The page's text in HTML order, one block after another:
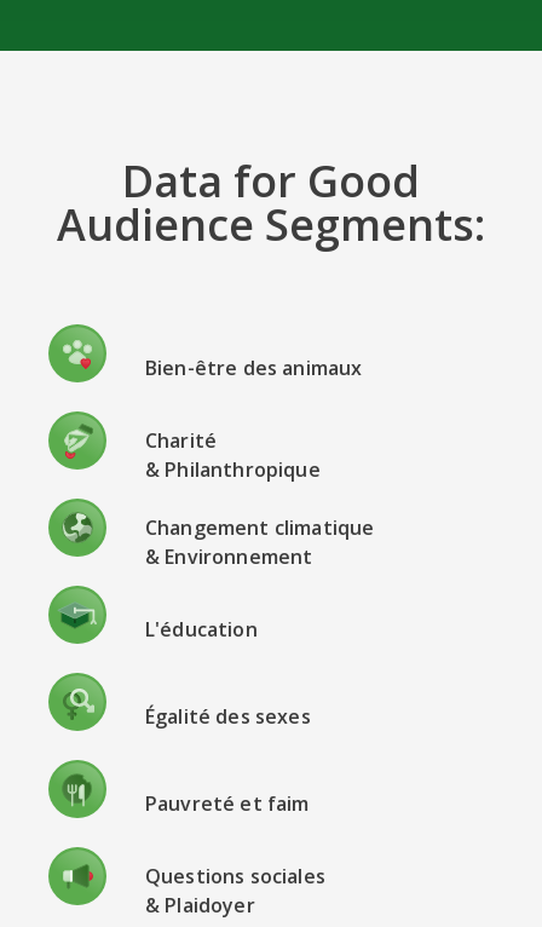
Data for Good
Audience Segments:
Bien-être des animaux
Charité
& Philanthropique
Changement climatique
& Environnement
L'éducation
Égalité des sexes
Pauvreté et faim
Questions sociales
& Plaidoyer